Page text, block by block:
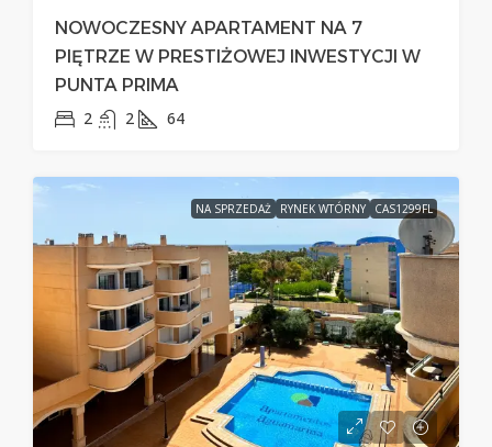
NOWOCZESNY APARTAMENT NA 7
PIĘTRZE W PRESTIŻOWEJ INWESTYCJI W
PUNTA PRIMA
2
2 64
NA SPRZEDAŻ RYNEK WTÓRNY CAS1299FL